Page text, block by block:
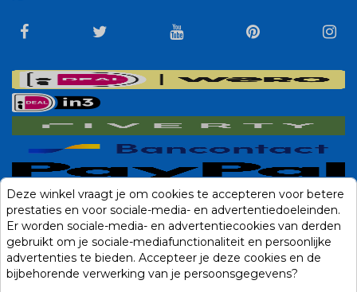
Deze winkel vraagt je om cookies te accepteren voor betere
prestaties en voor sociale-media- en advertentiedoeleinden.
Er worden sociale-media- en advertentiecookies van derden
gebruikt om je sociale-mediafunctionaliteit en persoonlijke
advertenties te bieden. Accepteer je deze cookies en de
bijbehorende verwerking van je persoonsgegevens?